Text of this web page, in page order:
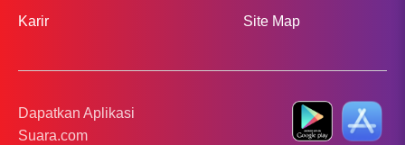
Karir Site Map
Dapatkan Aplikasi
Suara.com